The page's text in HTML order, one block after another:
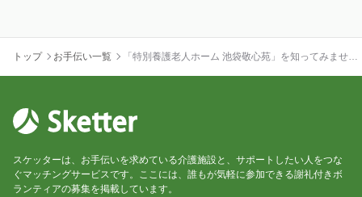
トップ お手伝い一覧
「特別養護老人ホーム 池袋敬心苑」を知ってみません
スケッターは、お手伝いを求めている介護施設と、サポートしたい人をつな
ぐマッチングサービスです。ここには、誰もが気軽に参加できる謝礼付きボ
ランティアの募集を掲載しています。